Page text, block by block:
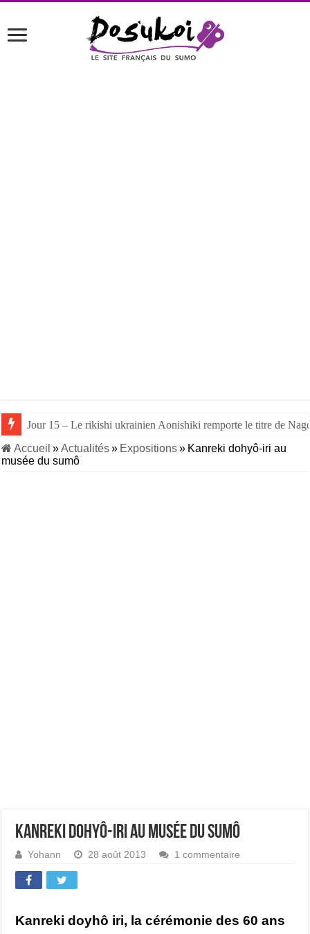
Jour 15 – Le rikishi ukrainien Aonishiki remporte le titre de
Accueil »Actualités» Expositions» Kanreki dohyô-iri au
musée du sumô
Kanreki dohyô-iri au musée du sumô
Yohann 28 août 2013 1 commentaire
Kanreki doyhô iri, la cérémonie des 60 ans